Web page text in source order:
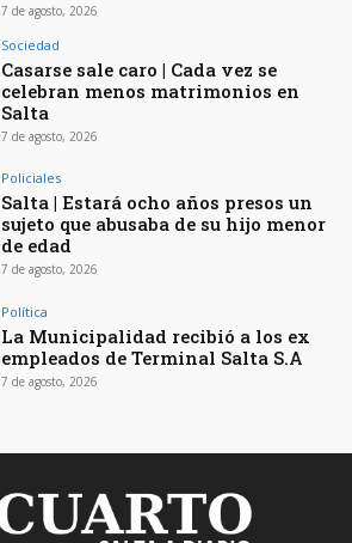
7 de agosto, 2026
Sociedad
Casarse sale caro | Cada vez se
celebran menos matrimonios en
Salta
7 de agosto, 2026
Policiales
Salta | Estará ocho años presos un
sujeto que abusaba de su hijo menor
de edad
7 de agosto, 2026
Política
La Municipalidad recibió a los ex
empleados de Terminal Salta S.A
7 de agosto, 2026